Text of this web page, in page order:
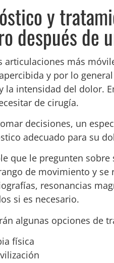
y
después de
articulaciones más
y por lo
la intensidad del dolor.
de cirugía.
decisiones, un
adecuado para su
que le pregunten
de movimiento y
resonancias
si es necesario.
algunas opciones de
física